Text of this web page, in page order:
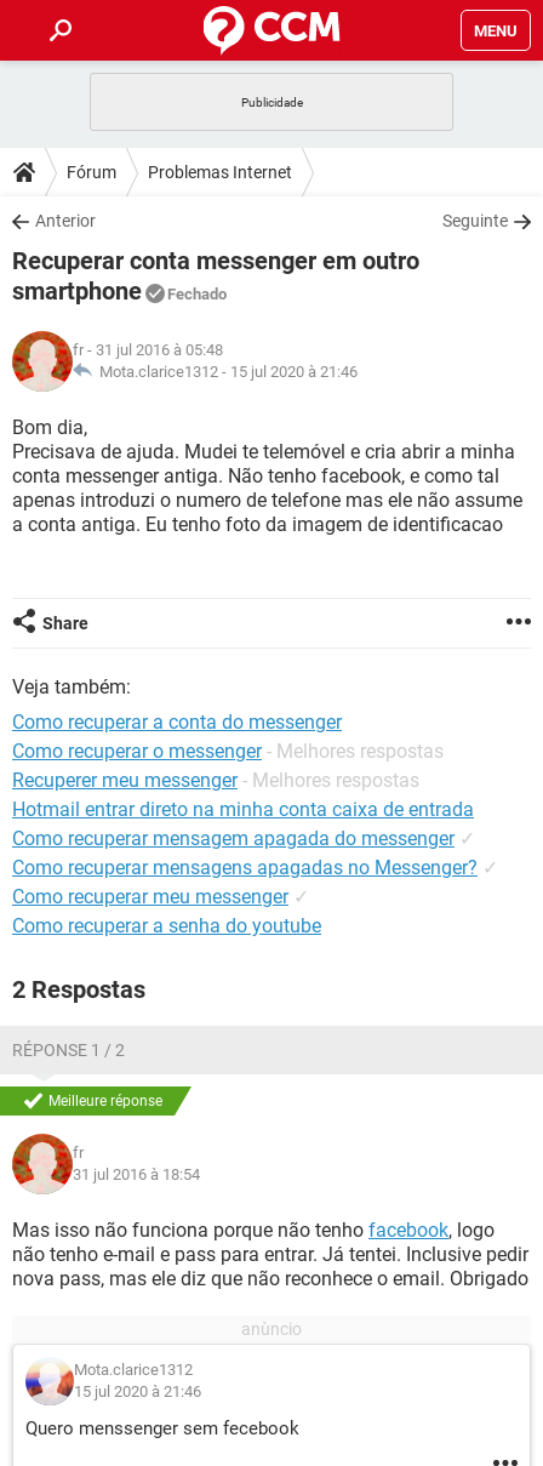
MENU
CELULAR FACEBOOK
OUTLOOK
INSTAGRAM GMAIL
GUIA DE COMPRAS
DICAS
JOGOS WHATSAPP
OUTLOOK
GUIA DE COMPRAS
DOWNLOADS
JOGOS WHATSAPP
CELULAR
OUTLOOK
INSTAGRAM
GUIA DE COMPRAS
FÓRUM
CELULAR FACEBOOK
INSTAGRAM GMAIL
GUIA DE COMPRAS
GLOSSÁRIO
JOGOS
CELULAR
OUTLOOK EXCEL
INSTAGRAM GMAIL
Fórum Problemas Internet
Anterior Seguinte
Recuperar conta messenger em outro
smartphone
Fechado
fr - 31 jul 2016 à 05:48
Mota.clarice1312 - 15 jul 2020 à 21:46
Bom dia,
Precisava de ajuda. Mudei te telemóvel e cria abrir a minha
conta messenger antiga. Não tenho facebook, e como tal
apenas introduzi o numero de telefone mas ele não assume
a conta antiga. Eu tenho foto da imagem de identificacao
Share
Veja também:
Como recuperar a conta do messenger
Como recuperar o messenger - Melhores respostas
Recuperer meu messenger - Melhores respostas
Hotmail entrar direto na minha conta caixa de entrada
Como recuperar mensagem apagada do messenger ✓
Como recuperar mensagens apagadas no Messenger? ✓
Como recuperar meu messenger ✓
Como recuperar a senha do youtube
2 Respostas
RÉPONSE 1 / 2
Meilleure réponse
fr
31 jul 2016 à 18:54
Mas isso não funciona porque não tenho facebook, logo
não tenho e-mail e pass para entrar. Já tentei. Inclusive pedir
nova pass, mas ele diz que não reconhece o email. Obrigado
Mota.clarice1312
15 jul 2020 à 21:46
Quero menssenger sem fecebook